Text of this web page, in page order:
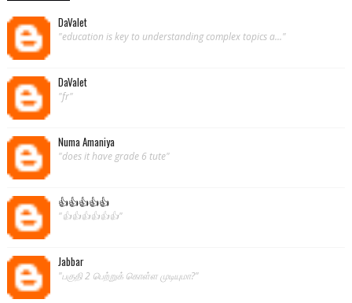
DaValet
"education is key to understanding complex topics a..."
DaValet
"fr"
Numa Amaniya
"does it have grade 6 tute"
👍👍👍👍👍
"👍👍👍👍👍👍"
Jabbar
"பகுதி 2 பெற்றுக் கொள்ள முடியுமா?"